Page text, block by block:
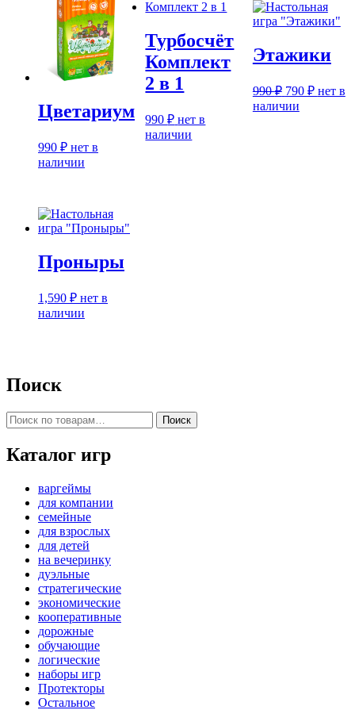
Цветариум
990 ₽ нет в
наличии
Турбосчёт
Комплект
2 в 1
990₽ нет в
наличии
Этажики
990₽
цена
составляла
790 ₽ нет в
наличии
Проныры
1,590 ₽ нет в
наличии
Поиск
Искать: Поиск
Каталог игр
варгеймы
для компании
семейные
для взрослых
для детей
на вечеринку
дуэльные
стратегические
экономические
кооперативные
дорожные
обучающие
логические
наборы игр
Протекторы
Остальное